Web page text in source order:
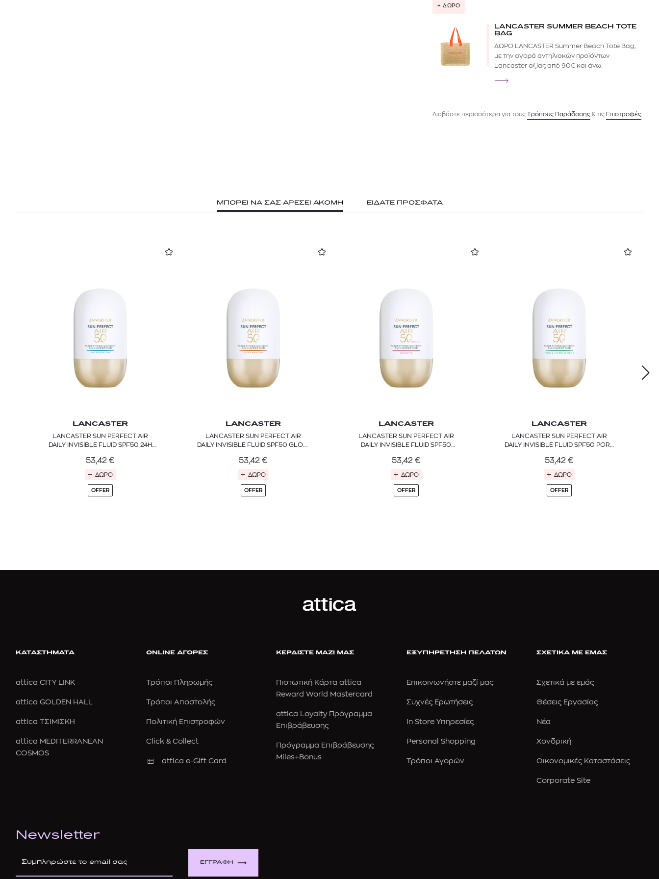
+ ΔΩΡΟ
LANCASTER SUMMER BEACH TOTE
BAG
ΔΩΡΟ LANCASTER Summer Beach Tote Bag,
με την αγορά αντηλιακών προϊόντων
Lancaster αξίας από 90€ και άνω.
Διαβάστε περισσότερα για τους Tρόπους Παράδοσης & τις Επιστροφές
ΜΠΟΡΕΙ ΝΑ ΣΑΣ ΑΡΕΣΕΙ ΑΚΟΜΗ ΕΙΔΑΤΕ ΠΡΟΣΦΑΤΑ
LANCASTER
LANCASTER SUN PERFECT AIR
DAILY INVISIBLE FLUID SPF50 24H
53,42 €
ΔΩΡΟ
OFFER
LANCASTER
LANCASTER SUN PERFECT AIR
DAILY INVISIBLE FLUID SPF50 GLOW
53,42 €
ΔΩΡΟ
OFFER
LANCASTER
LANCASTER SUN PERFECT AIR
DAILY INVISIBLE FLUID SPF50
53,42 €
ΔΩΡΟ
OFFER
LANCASTER
LANCASTER SUN PERFECT AIR
DAILY INVISIBLE FLUID SPF50 PORE
53,42 €
ΔΩΡΟ
OFFER
ΚΑΤΑΣΤΗΜΑΤΑ
attica CITY LINK
attica GOLDEN HALL
attica ΤΣΙΜΙΣΚΗ
attica MEDITERRANEAN
COSMOS
ONLINE ΑΓΟΡΕΣ
Τρόποι Πληρωμής
Τρόποι Αποστολής
Πολιτική Επιστροφών
Click & Collect
attica e-Gift Card
ΚΕΡΔΙΣΤΕ ΜΑΖΙ ΜΑΣ
Πιστωτική Κάρτα attica
Reward World Mastercard
attica Loyalty Πρόγραμμα
Επιβράβευσης
Πρόγραμμα Επιβράβευσης
Miles+Bonus
ΕΞΥΠΗΡΕΤΗΣΗ ΠΕΛΑΤΩΝ
Επικοινωνήστε μαζί μας
Συχνές Ερωτήσεις
In Store Υπηρεσίες
Personal Shopping
Τρόποι Αγορών
ΣΧΕΤΙΚΑ ΜΕ ΕΜΑΣ
Σχετικά με εμάς
Θέσεις Εργασίας
Νέα
Χονδρική
Οικονομικές Καταστάσεις
Corporate Site
Newsletter
ΕΓΓΡΑΦΗ